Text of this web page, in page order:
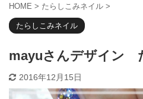
HOME > たらしこみネイル >
たらしこみネイル
mayuさんデザイン
2016年12月15日